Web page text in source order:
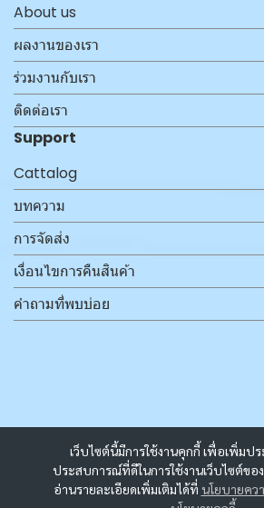
เว็บไซต์นี้มีการใช้งานคุกกี้ เพื่อเพิ่มป
ประสบการณ์ที่ดีในการใช้งานเว็บไซต์ขอ
อ่านรายละเอียดเพิ่มเติมได้ที่ นโยบายคว
About us
ผลงานของเรา
ร่วมงานกับเรา
ติดต่อเรา
Support
Cattalog
บทความ
การจัดส่ง
เงื่อนไขการคืนสินค้า
คำถามที่พบบ่อย